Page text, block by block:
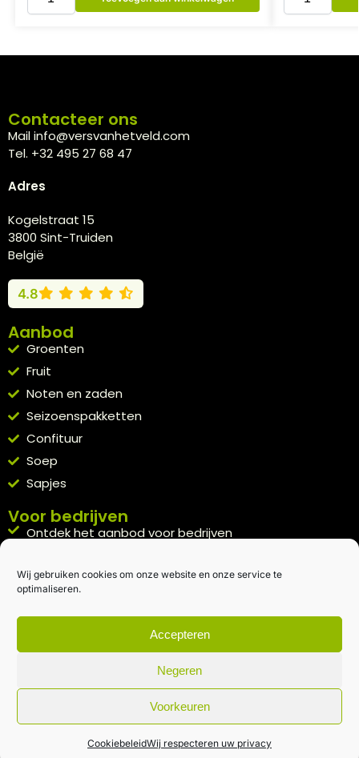
Wij gebruiken cookies om onze website en onze service te
optimaliseren.
Accepteren
Negeren
Voorkeuren
CookiebeleidWij respecteren uw privacy
Contacteer ons
Mail info@versvanhetveld.com
Tel. +32 495 27 68 47
Adres
Kogelstraat 15
3800 Sint-Truiden
België
4.8
Aanbod
Groenten
Fruit
Noten en zaden
Seizoenspakketten
Confituur
Soep
Sapjes
Voor bedrijven
Ontdek het aanbod voor bedrijven
Kennismakingspakket aanvragen
Blijft op de hoogte
Rechtstreeks van het veld naar je inbox.
Inschrijven nieuwsbrief
Algemene voorwaarden|Privacybeleid| gemaakt met door
creativitijd